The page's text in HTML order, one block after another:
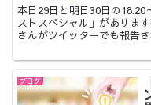
本日29日と明日30日の
ストスペシャル」がありま
さんがツイッターでも報告
ブログ